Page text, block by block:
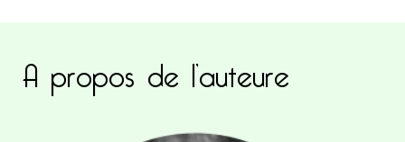
A propos de l’auteure